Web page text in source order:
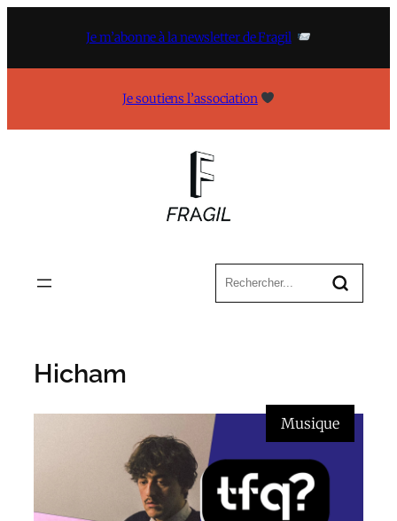
Je m’abonne à la newsletter de Fragil
Je soutiens l’association
Hicham
Musique